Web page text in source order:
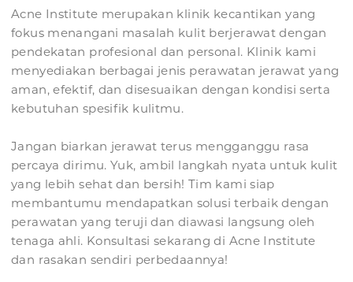
Acne Institute merupakan klinik kecantikan yang
fokus menangani masalah kulit berjerawat dengan
pendekatan profesional dan personal. Klinik kami
menyediakan berbagai jenis perawatan jerawat yang
aman, efektif, dan disesuaikan dengan kondisi serta
kebutuhan spesifik kulitmu.
Jangan biarkan jerawat terus mengganggu rasa
percaya dirimu. Yuk, ambil langkah nyata untuk kulit
yang lebih sehat dan bersih! Tim kami siap
membantumu mendapatkan solusi terbaik dengan
perawatan yang teruji dan diawasi langsung oleh
tenaga ahli. Konsultasi sekarang di Acne Institute
dan rasakan sendiri perbedaannya!